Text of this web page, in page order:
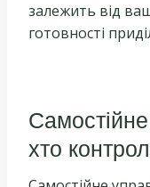
залежить від
готовності
хто